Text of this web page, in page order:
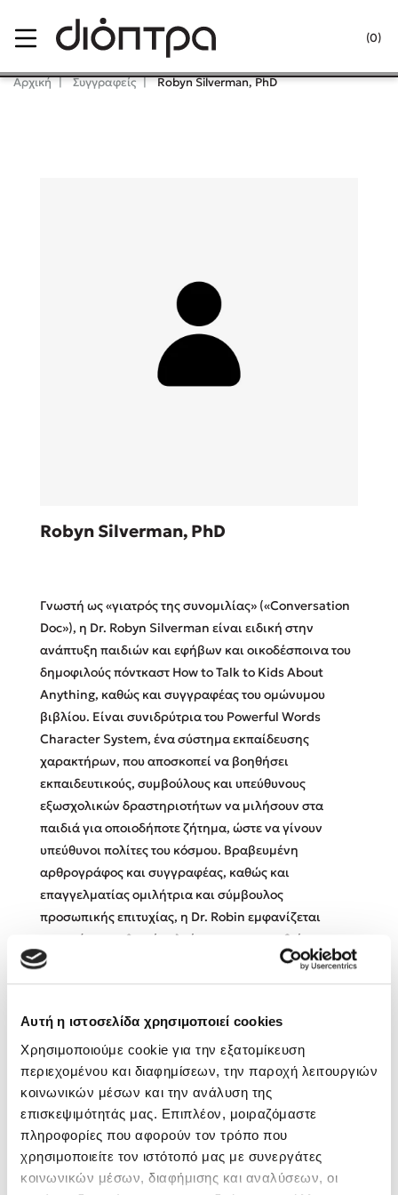
Αυτή η ιστοσελίδα χρησιμοποιεί cookies
Χρησιμοποιούμε cookie για την εξατομίκευση
περιεχομένου και διαφημίσεων, την παροχή λειτουργιών
κοινωνικών μέσων και την ανάλυση της
επισκεψιμότητάς μας. Επιπλέον, μοιραζόμαστε
πληροφορίες που αφορούν τον τρόπο που
χρησιμοποιείτε τον ιστότοπό μας με συνεργάτες
κοινωνικών μέσων, διαφήμισης και αναλύσεων, οι
(0)
Κλείσιμο
Χάρης Πολίτης
Καθρέφτης
Στέφανος Ξενάκης
Το λεξικό της ζωής σου
Κώστας Κρομμύδας
Το λιμάνι μου είσαι εσύ
Ένας γίγαντας στο σχολείο
Δανάη Δεληγεώργη
Πάνω, κάτω, μπροστά, πίσω
Αρχική Συγγραφείς Robyn Silverman, PhD
Robyn Silverman, PhD
Γνωστή ως «γιατρός της συνομιλίας» («Conversation
Doc»), η Dr. Robyn Silverman είναι ειδική στην
ανάπτυξη παιδιών και εφήβων και οικοδέσποινα του
δημοφιλούς πόντκαστ How to Talk to Kids About
Anything, καθώς και συγγραφέας του ομώνυμου
βιβλίου. Είναι συνιδρύτρια του Powerful Words
Character System, ένα σύστημα εκπαίδευσης
χαρακτήρων, που αποσκοπεί να βοηθήσει
εκπαιδευτικούς, συμβούλους και υπεύθυνους
εξωσχολικών δραστηριοτήτων να μιλήσουν στα
παιδιά για οποιοδήποτε ζήτημα, ώστε να γίνουν
υπεύθυνοι πολίτες του κόσμου. Βραβευμένη
αρθρογράφος και συγγραφέας, καθώς και
επαγγελματίας ομιλήτρια και σύμβουλος
προσωπικής επιτυχίας, η Dr. Robin εμφανίζεται
τακτικά στην εθνική τηλεόραση και το ραδιόφωνο,
συμπεριλαμβανομένων των CBS Early Show, The Tyra
Show, Fox News, Nightline Today Show, Good
στους New York Times, στη Washington Post, στη
Chicago Tribune, στο CNN.com και σε πολλά άλλα.
Βιβλία της Συγγραφέως